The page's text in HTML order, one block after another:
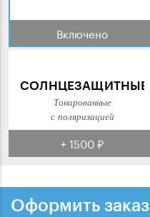
Включено
СОЛНЦЕЗАЩИТНЫЕ
Тонированные
с поляризацией
+ 1500 ₽
Оформить заказ